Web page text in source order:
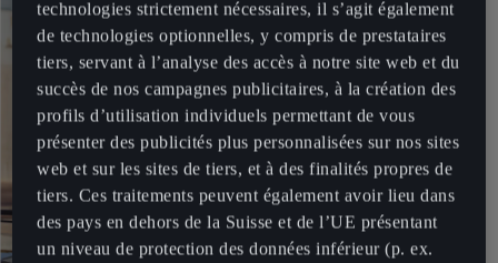
technologies strictement nécessaires, il s’agit également
de technologies optionnelles, y compris de prestataires
tiers, servant à l’analyse des accès à notre site web et du
succès de nos campagnes publicitaires, à la création des
profils d’utilisation individuels permettant de vous
présenter des publicités plus personnalisées sur nos sites
web et sur les sites de tiers, et à des finalités propres de
tiers. Ces traitements peuvent également avoir lieu dans
des pays en dehors de la Suisse et de l’UE présentant
un niveau de protection des données inférieur (p. ex.